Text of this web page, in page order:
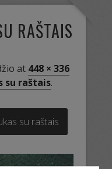
RAŠTAIS
at 448 × 336
su raštais.
su raštais